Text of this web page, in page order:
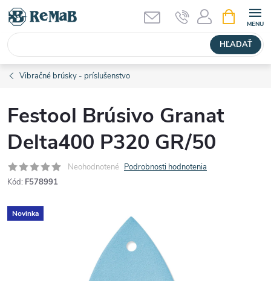
Prejsť
obsah
HĽADAŤ
KOŠÍK
Vibračné brúsky - príslušenstvo
Festool Brúsivo Granat
Delta400 P320 GR/50
Neohodnotené Podrobnosti hodnotenia
Kód: F578991
Novinka